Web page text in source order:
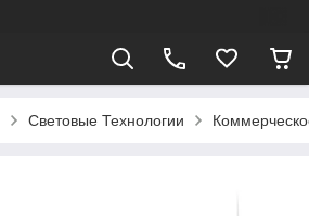
Световые Технологии